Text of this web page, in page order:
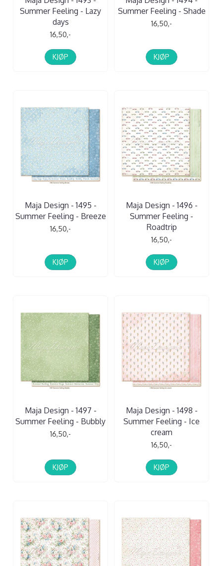
Summer Feeling - Lazy
days
16,50,-
KJØP
Summer Feeling - Shade
16,50,-
KJØP
Maja Design - 1495 -
Summer Feeling - Breeze
16,50,-
KJØP
Maja Design - 1496 -
Summer Feeling -
Roadtrip
16,50,-
KJØP
Maja Design - 1497 -
Summer Feeling - Bubbly
16,50,-
KJØP
Maja Design - 1498 -
Summer Feeling - Ice
cream
16,50,-
KJØP